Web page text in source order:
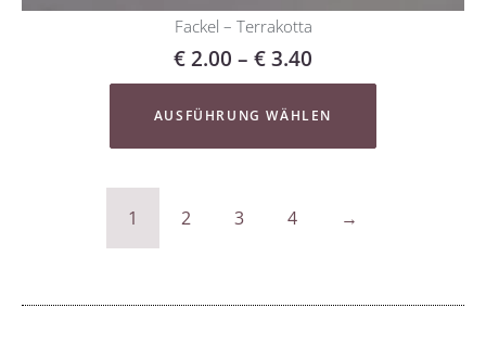
Fackel – Terrakotta
€2.00 – €3.40
AUSFÜHRUNG WÄHLEN
1 2 3 4 →